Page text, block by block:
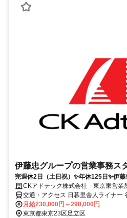
伊藤忠グループの営業事務ス
完週休2日（土日祝）✨年休125日✨伊
CKアドテック株式会社 東京東営業
交通・アクセス 日暮里舎人ライナー
月給230,000円～290,000円
東京都東京23区足立区